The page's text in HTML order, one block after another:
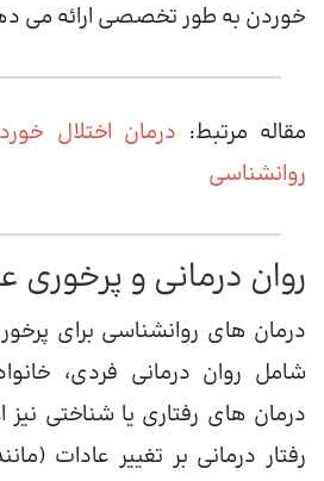
خوردن به طور تخصصی ارائه می
مقاله مرتبط: درمان اختلال
روانشناسی
روان درمانی و
درمان های روانشناسی برای
شامل روان درمانی فردی،
درمان های رفتاری یا شناختی
رفتار درمانی بر تغییر عادات